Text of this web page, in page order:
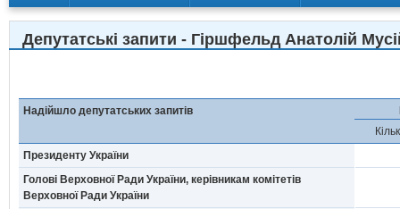
Депутатські запити - Гіршфельд Анатолій
Надійшло депутатських запитів
Президенту України
Голові Верховної Ради України, керівникам комітетів
Верховної Ради України